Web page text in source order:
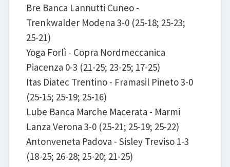
Bre Banca Lannutti Cuneo -
Trenkwalder Modena 3-0 (25-18; 25-23;
25-21)
Yoga Forlì - Copra Nordmeccanica
Piacenza 0-3 (21-25; 23-25; 17-25)
Itas Diatec Trentino - Framasil Pineto 3-0
(25-15; 25-19; 25-16)
Lube Banca Marche Macerata - Marmi
Lanza Verona 3-0 (25-21; 25-19; 25-22)
Antonveneta Padova - Sisley Treviso 1-3
(18-25; 26-28; 25-20; 21-25)